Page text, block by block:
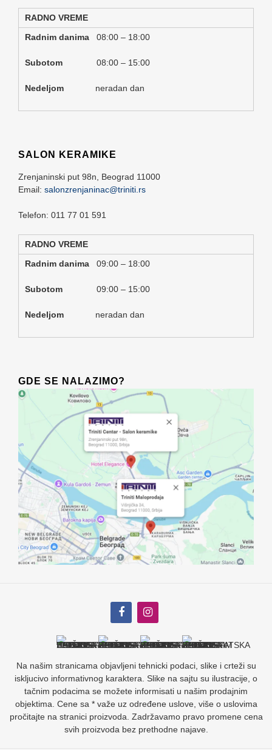
RADNO VREME
Radnim danima 08:00 – 18:00
Subotom 08:00 – 15:00
Nedeljom neradan dan
SALON KERAMIKE
Zrenjaninski put 98n, Beograd 11000
Email: salonzrenjaninac@triniti.rs
Telefon: 011 77 01 591
RADNO VREME
Radnim danima 09:00 – 18:00
Subotom 09:00 – 15:00
Nedeljom neradan dan
GDE SE NALAZIMO?
Na našim stranicama objavljeni tehnicki podaci, slike i crteži su
iskljucivo informativnog karaktera. Slike na sajtu su ilustracije, o
tačnim podacima se možete informisati u našim prodajnim
objektima. Cene sa * važe uz određene uslove, više o uslovima
pročitajte na stranici proizvoda. Zadržavamo pravo promene cena
svih proizvoda bez prethodne najave.